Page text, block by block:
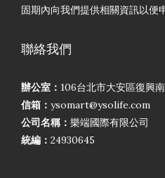
固期內向我們提供相關資訊以便
聯絡我們
辦公室： 106台北市大安區復興
信箱： ysomart@ysolife.com
公司名稱： 樂端國際有限公司
統編： 24930645